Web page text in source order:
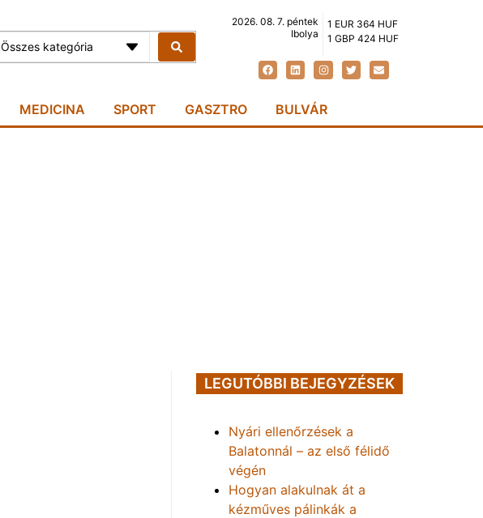
Összes kategória
2026. 08. 7. péntek
Ibolya
1 EUR 364 HUF
1 GBP 424 HUF
MEDICINA SPORT GASZTRO BULVÁR
LEGUTÓBBI BEJEGYZÉSEK
Nyári ellenőrzések a
Balatonnál – az első félidő
végén
Hogyan alakulnak át a
kézműves pálinkák a